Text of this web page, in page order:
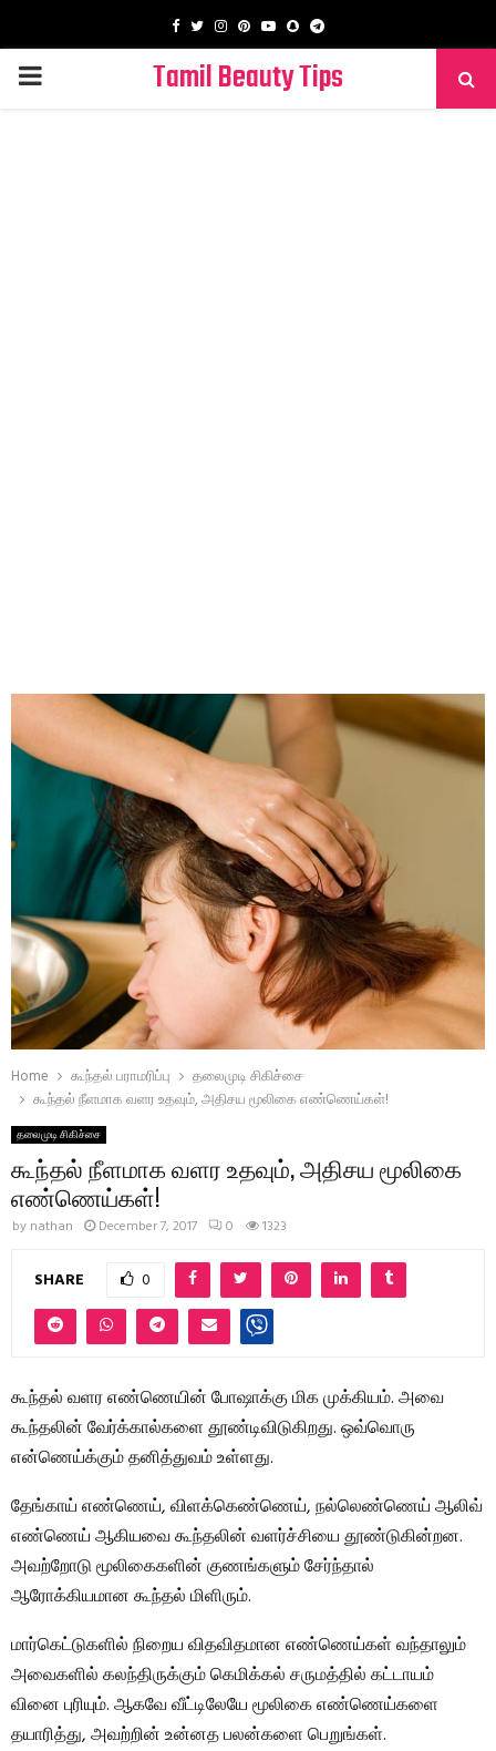
Facebook
TwitterInstagram
PinterestYoutube
SnapchatTelegram
PRIMARY
Tamil Beauty Tips
Home கூந்தல் பராமரிப்பு
தலைமுடி சிகிச்சை
கூந்தல் நீளமாக வளர உதவும், அதிசய மூலிகை எண்ணெய்கள்!
தலைமுடி சிகிச்சை
கூந்தல் நீளமாக வளர உதவும், அதிசய மூலிகை
எண்ணெய்கள்!
by nathan December 7, 2017 0 1323
SHARE 0
கூந்தல் வளர எண்ணெயின் போஷாக்கு மிக முக்கியம். அவை
கூந்தலின் வேர்க்கால்களை தூண்டிவிடுகிறது. ஒவ்வொரு
என்ணெய்க்கும் தனித்துவம் உள்ளது.
தேங்காய் எண்ணெய், விளக்கெண்ணெய், நல்லெண்ணெய் ஆலிவ்
எண்ணெய் ஆகியவை கூந்தலின் வளர்ச்சியை தூண்டுகின்றன.
அவற்றோடு மூலிகைகளின் குணங்களும் சேர்ந்தால்
ஆரோக்கியமான கூந்தல் மிளிரும்.
மார்கெட்டுகளில் நிறைய விதவிதமான எண்ணெய்கள் வந்தாலும்
அவைகளில் கலந்திருக்கும் கெமிக்கல் சருமத்தில் கட்டாயம்
வினை புரியும். ஆகவே வீட்டிலேயே மூலிகை எண்ணெய்களை
தயாரித்து, அவற்றின் உன்னத பலன்களை பெறுங்கள்.